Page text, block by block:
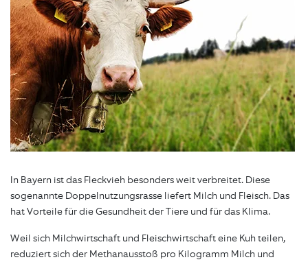
In Bayern ist das Fleckvieh besonders weit verbreitet. Diese
sogenannte Doppelnutzungsrasse liefert Milch und Fleisch. Das
hat Vorteile für die Gesundheit der Tiere und für das Klima.
Weil sich Milchwirtschaft und Fleischwirtschaft eine Kuh teilen,
reduziert sich der Methanausstoß pro Kilogramm Milch und